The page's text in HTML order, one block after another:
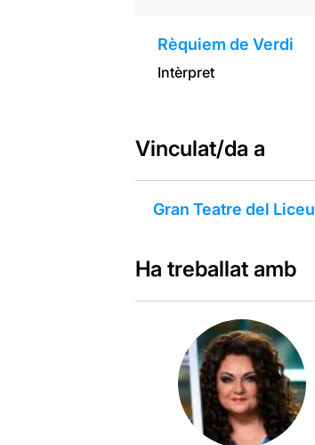
Rèquiem de Verdi
Intèrpret
Vinculat/da a
Gran Teatre del Liceu
Ha treballat amb